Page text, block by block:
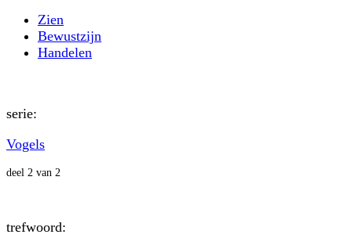
Zien
Bewustzijn
Handelen
serie:
Vogels
deel 2 van 2
trefwoord: